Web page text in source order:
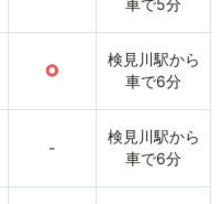
車で5分
○
検見川駅から
車で6分
-
検見川駅から
車で6分